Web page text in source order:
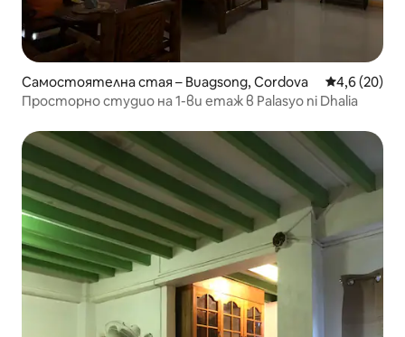
Самостоятелна стая – Buagsong, Cordova Средна
4,6 (20)
Просторно студио на 1-ви етаж в Palasyo ni Dhalia